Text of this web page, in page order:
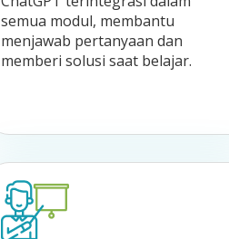
semua modul, membantu
menjawab pertanyaan dan
memberi solusi saat belajar.